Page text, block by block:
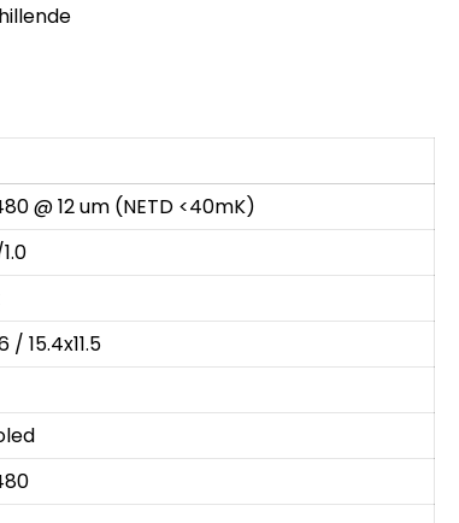
@ 12 um (NETD <40mK)
/ 15.4x11.5